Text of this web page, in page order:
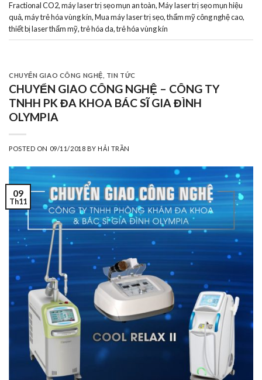
Fractional CO2,máy laser trị sẹo mụn an toàn,Máy laser trị sẹo mụn hiệu
quả,máy trẻ hóa vùng kín,Mua máy laser trị sẹo,thẩm mỹ công nghệ cao,
thiết bị laser thẩm mỹ,trẻ hóa da,trẻ hóa vùng kín
CHUYỂN GIAO CÔNG NGHỆ TIN TỨC
CHUYỂN GIAO CÔNG NGHỆ – CÔNG TY
TNHH PK ĐA KHOA BÁC SĨ GIA ĐÌNH
OLYMPIA
POSTED ON 09/11/2018 BYHẢI TRẦN
09
Th11